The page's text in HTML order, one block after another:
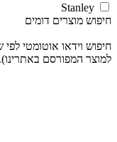
חיפוש מוצרים דומים
חיפוש וידאו אוטומטי
למוצר המפורסם באתרינו).